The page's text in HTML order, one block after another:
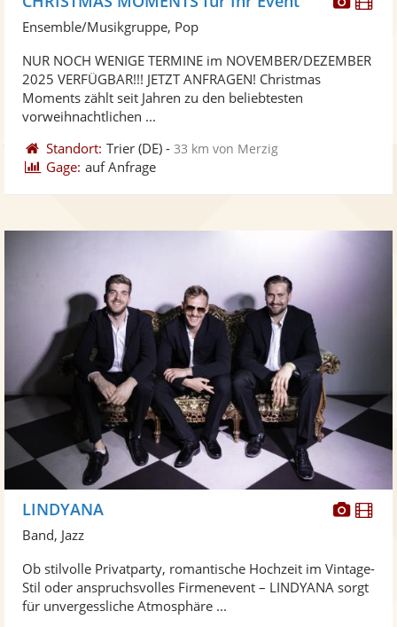
Fotos
Ensemble/Musikgruppe, Pop
NUR NOCH WENIGE TERMINE im NOVEMBER/DEZEMBER
2025 VERFÜGBAR!!! JETZT ANFRAGEN! Christmas
Moments zählt seit Jahren zu den beliebtesten
vorweihnachtlichen ...
Standort: Trier (DE) -33 km von Merzig
Gage: auf Anfrage
Fotos
LINDYANA
Band, Jazz
Ob stilvolle Privatparty, romantische Hochzeit im Vintage-
Stil oder anspruchsvolles Firmenevent – LINDYANA sorgt
für unvergessliche Atmosphäre ...